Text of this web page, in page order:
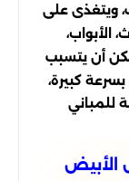
ويتغذى على
الأبواب،
أن يتسبب
كبيرة،
للمباني
الأبيض